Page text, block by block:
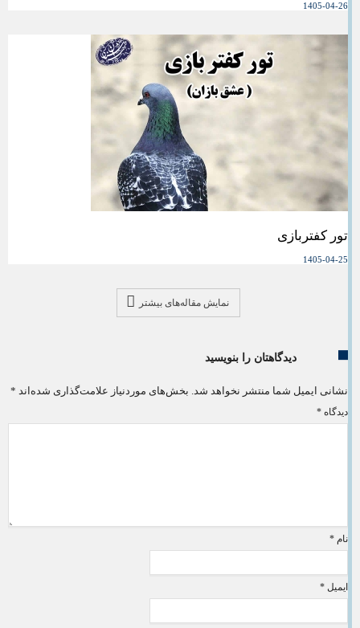
1405-04-26
تور کفتربازی
1405-04-25
نمایش مقاله‌های بیشتر
دیدگاهتان را بنویسید
نشانی ایمیل شما منتشر نخواهد شد. بخش‌های موردنیاز علامت‌گذاری شده‌اند *
دیدگاه *
نام *
ایمیل *